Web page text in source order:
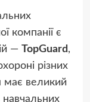
компанії є
—
TopGuard,
різних
має великий
навчальних